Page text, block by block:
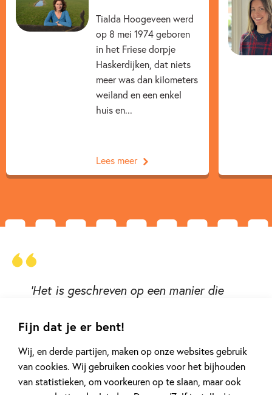
Fijn dat je er bent!
Wij, en derde partijen, maken op onze websites gebruik
van cookies. Wij gebruiken cookies voor het bijhouden
van statistieken, om voorkeuren op te slaan, maar ook
Tialda Hoogeveen werd
op 8 mei 1974 geboren
in het Friese dorpje
Haskerdijken, dat niets
meer was dan kilometers
weiland en een enkel
huis en...
Lees meer
'Het is geschreven op een manier die
nog niet uitputtend in de prehistorie
Waanders in Boekblad